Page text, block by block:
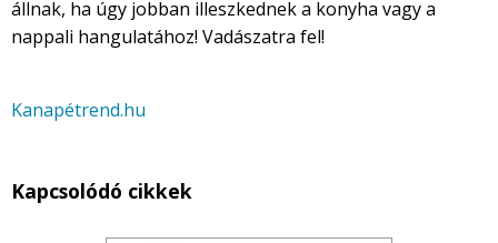
állnak, ha úgy jobban illeszkednek a konyha vagy a
nappali hangulatához! Vadászatra fel!
Kanapétrend.hu
Kapcsolódó cikkek